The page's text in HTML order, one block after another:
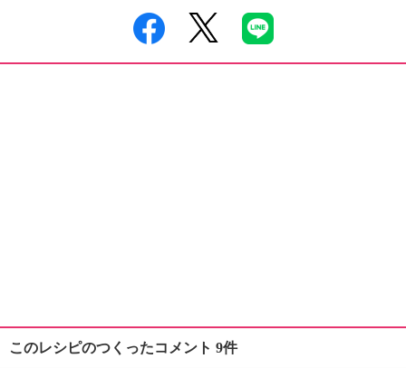
このレシピのつくったコメント 9件